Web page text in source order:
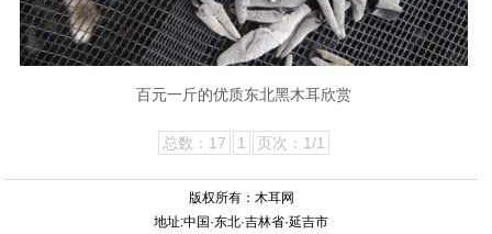
百元一斤的优质东北黑木耳欣赏
总数：17 1 页次：1/1
版权所有：木耳网
地址:中国·东北·吉林省·延吉市